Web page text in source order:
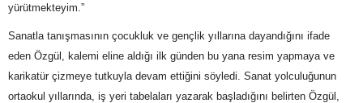
yürütmekteyim.”
Sanatla tanışmasının çocukluk ve gençlik yıllarına dayandığını ifade
eden Özgül, kalemi eline aldığı ilk günden bu yana resim yapmaya ve
karikatür çizmeye tutkuyla devam ettiğini söyledi. Sanat yolculuğunun
ortaokul yıllarında, iş yeri tabelaları yazarak başladığını belirten Özgül,